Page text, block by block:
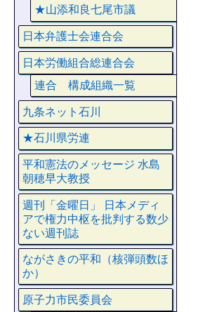
★山添和良七尾市議
日本弁護士会連合会
日本労働組合総連合会
連合 構成組織一覧
九条ネット石川
★石川県労連
平和憲法のメッセージ 水島
朝穂早大教授
週刊「金曜日」 日本メディ
アで権力中枢を批判する数少
ない週刊誌
ながさきの平和（核弾頭数ほ
か）
原子力市民委員会